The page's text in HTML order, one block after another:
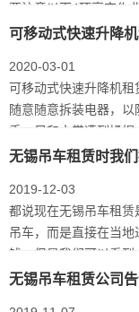
要注意以下4项高空作
可移动式快速升降
2020-03-01
可移动式快速升降机
随意随意拆装电器，
手、足和衣裳遭到揉
或需求…
无锡吊车租赁时我
2019-12-03
都说现在无锡吊车租
吊车，而是直接在当
钱，但是我们可以看
号可以供我们…
无锡吊车租赁公司